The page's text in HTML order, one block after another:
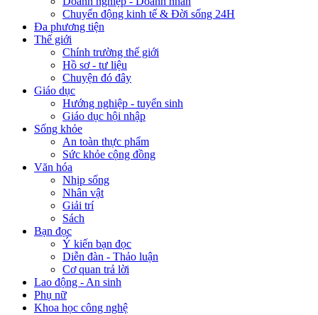
Chuyển động kinh tế & Đời sống 24H
Đa phương tiện
Thế giới
Chính trường thế giới
Hồ sơ - tư liệu
Chuyện đó đây
Giáo dục
Hướng nghiệp - tuyển sinh
Giáo dục hội nhập
Sống khỏe
An toàn thực phẩm
Sức khỏe cộng đồng
Văn hóa
Nhịp sống
Nhân vật
Giải trí
Sách
Bạn đọc
Ý kiến bạn đọc
Diễn đàn - Thảo luận
Cơ quan trả lời
Lao động - An sinh
Phụ nữ
Khoa học công nghệ